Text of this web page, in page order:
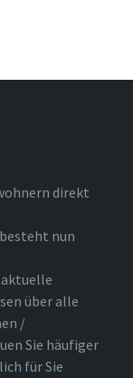
direkt
nun
über alle
/
Sie häufiger
für Sie